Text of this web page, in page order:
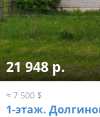
21 948 р.
≈ 7 500 $
1-этаж.